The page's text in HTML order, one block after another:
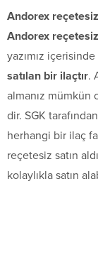
Andorex reçetesiz
Andorex reçetesiz
yazımız
satılan bir ilaçtır.
almanız mümkün
dir. SGK
herhangi bir ilaç
reçetesiz satın
kolaylıkla satın